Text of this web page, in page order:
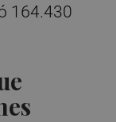
164.430